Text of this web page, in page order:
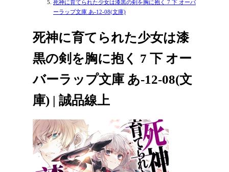
死神に育てられた少女は漆黒の剣を胸に抱く 7 下 オーバ
ーラップ文庫 あ-12-08(文庫)
死神に育てられた少女は漆
黒の剣を胸に抱く 7 下 オー
バーラップ文庫 あ-12-08(文
庫) | 誠品線上